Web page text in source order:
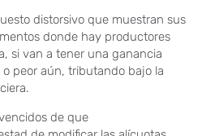
distorsivo que muestran sus
donde hay productores
si van a tener una ganancia
peor aún, tributando bajo la
de que